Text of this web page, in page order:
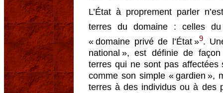
L’État à proprement parler
terres du domaine : celles du
« domaine privé de l’État »9.
national », est définie de
terres qui ne sont pas affectées
comme son simple « gardien »,
terres à des individus ou à des